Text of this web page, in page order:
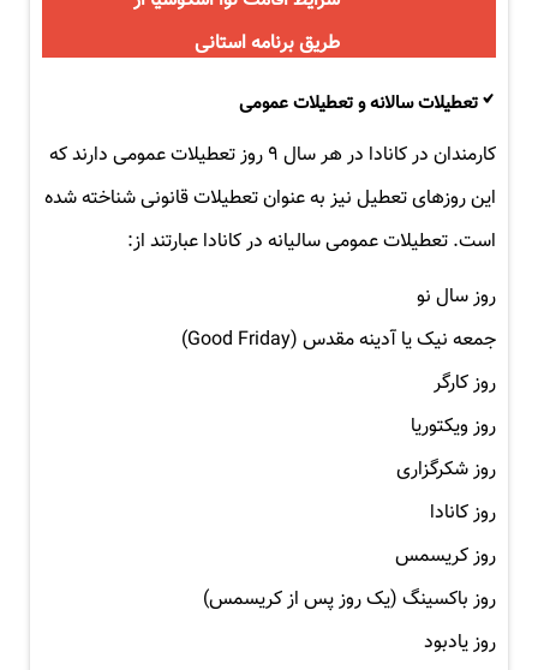
طریق برنامه استانی
تعطیلات سالانه و تعطیلات عمومی
کارمندان در کانادا در هر سال ۹ روز تعطیلات عمومی دارند که
این روزهای تعطیل نیز به عنوان تعطیلات قانونی شناخته شده
است. تعطیلات عمومی سالیانه در کانادا عبارتند از:
روز سال نو
جمعه نیک یا آدینه مقدس (Good Friday)
روز کارگر
روز ویکتوریا
روز شکرگزاری
روز کانادا
روز کریسمس
روز باکسینگ (یک روز پس از کریسمس)
روز یادبود